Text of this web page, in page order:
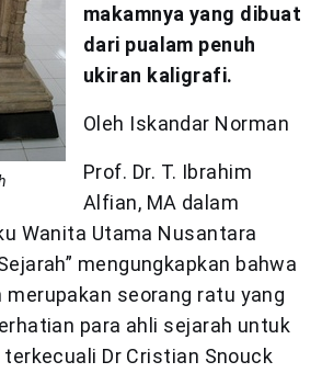
makamnya yang dibuat
dari pualam penuh
ukiran kaligrafi.
Oleh Iskandar Norman
Prof. Dr. T. Ibrahim
Alfian, MA dalam
Wanita Utama Nusantara
mengungkapkan bahwa
merupakan seorang ratu yang
para ahli sejarah untuk
Dr Cristian Snouck